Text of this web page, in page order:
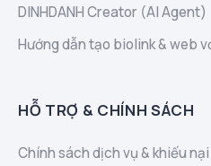
DINHDANH Creator (AI Agent)
Hướng dẫn tạo biolink & web
HỖ TRỢ & CHÍNH SÁCH
Chính sách dịch vụ & khiếu nại